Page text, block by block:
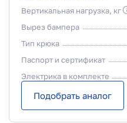
Вертикальная нагрузка, кг
Вырез бампера
Тип крюка
Паспорт и сертификат
Электрика в комплекте
Подобрать аналог